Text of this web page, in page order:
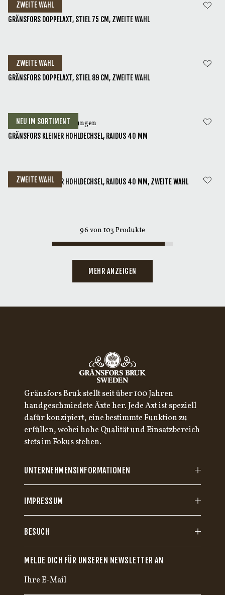
ZWEITE WAHL
Für Axtwerfen
GRÄNSFORS DOPPELAXT, STIEL 75 CM, ZWEITE WAHL
ZWEITE WAHL
Für Axtwerfen
GRÄNSFORS DOPPELAXT, STIEL 89 CM, ZWEITE WAHL
NEU IM SORTIMENT
Für breitere Aushöhlungen
GRÄNSFORS KLEINER HOHLDECHSEL, RAIDUS 40 MM
ZWEITE WAHL
GRÄNSFORS KLEINER HOHLDECHSEL, RAIDUS 40 MM, ZWEITE WAHL
96 von 103 Produkte
MEHR ANZEIGEN
Gränsfors Bruk stellt seit über 100 Jahren
handgeschmiedete Äxte her. Jede Axt ist speziell
dafür konzipiert, eine bestimmte Funktion zu
erfüllen, wobei hohe Qualität und Einsatzbereich
stets im Fokus stehen.
UNTERNEHMENSINFORMATIONEN
IMPRESSUM
BESUCH
MELDE DICH FÜR UNSEREN NEWSLETTER AN